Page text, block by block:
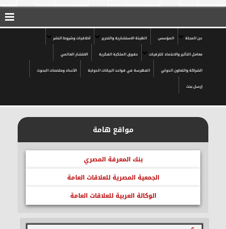
عن المجلة المؤسس الهيئة الاستشارية والتحرير أخلاقيات وشروط النشر
معامل التأثير والاعتماد للترقيات حقوق الملكية الفكرية الانتشار العالمي
الشراكة والتعاون الدولي الفهرسة في قواعد البيانات الدولية الأعداد وملخصات البحوث
إرسل بحث
مواقع هامة
بنك المعرفة المصري
الجمعية المصرية للعلاقات العامة
الوكالة العربية للعلاقات العامة